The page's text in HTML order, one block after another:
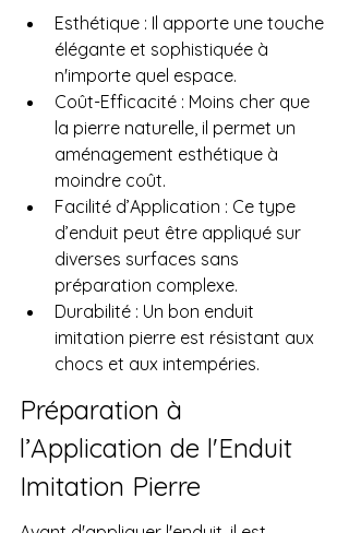
Esthétique : Il apporte une touche
élégante et sophistiquée à
n'importe quel espace.
Coût-Efficacité : Moins cher que
la pierre naturelle, il permet un
aménagement esthétique à
moindre coût.
Facilité d’Application : Ce type
d’enduit peut être appliqué sur
diverses surfaces sans
préparation complexe.
Durabilité : Un bon enduit
imitation pierre est résistant aux
chocs et aux intempéries.
Préparation à
l’Application de l'Enduit
Imitation Pierre